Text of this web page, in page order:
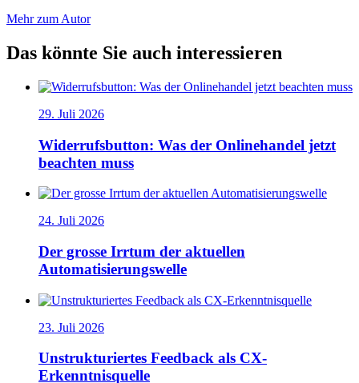
Mehr zum Autor
Das könnte Sie auch interessieren
29. Juli 2026
Widerrufsbutton: Was der Onlinehandel jetzt
beachten muss
24. Juli 2026
Der grosse Irrtum der aktuellen
Automatisierungswelle
23. Juli 2026
Unstrukturiertes Feedback als CX-
Erkenntnisquelle